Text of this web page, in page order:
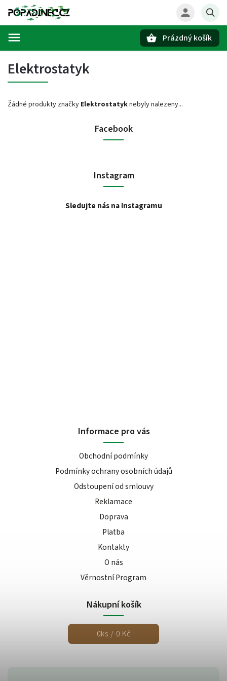
Prázdný košík
Elektrostatyk
Žádné produkty značky Elektrostatyknebyly nalezeny...
Facebook
Instagram
Sledujte nás na Instagramu
Informace pro vás
Obchodní podmínky
Podmínky ochrany osobních údajů
Odstoupení od smlouvy
Reklamace
Doprava
Platba
Kontakty
O nás
Věrnostní Program
Nákupní košík
0ks / 0 Kč